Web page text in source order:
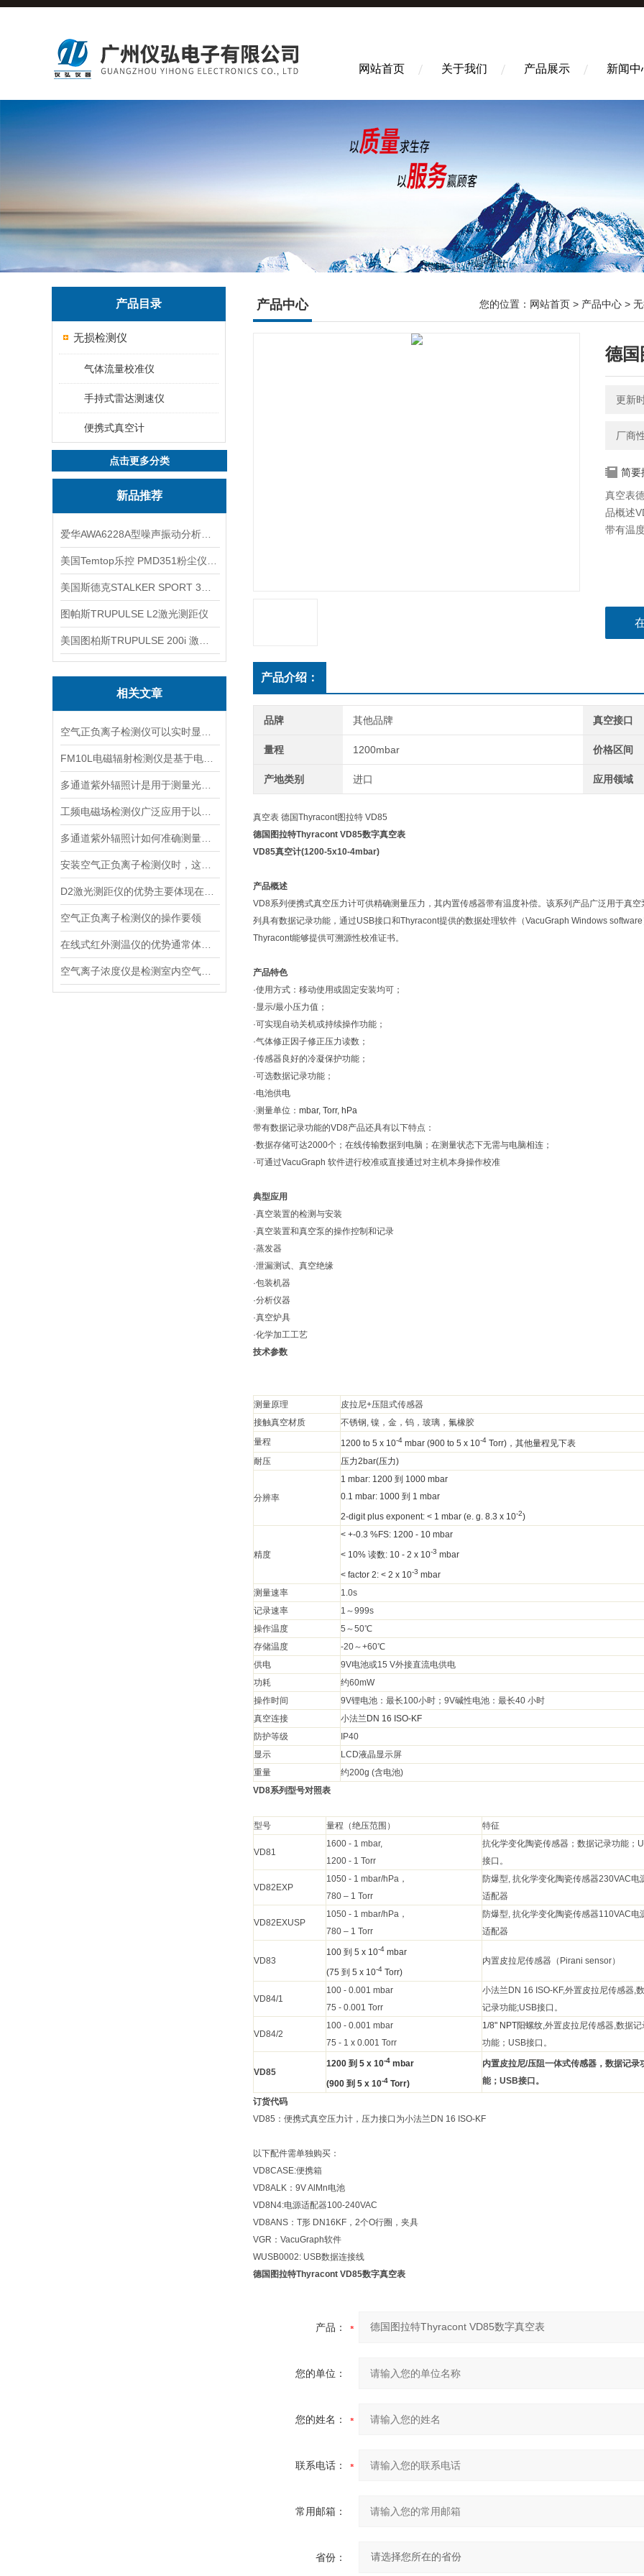
网站首页 关于我们 产品展示 新闻中
产品目录
无损检测仪
气体流量校准仪
手持式雷达测速仪
便携式真空计
点击更多分类
新品推荐
图帕斯TRUPULSE L2激光测距仪
相关文章
空气正负离子检测仪的操作要领
产品中心 您的位置： 网站首页 > 产品中心 >
德国
更新
厂商
简要
真空表
品概述
带有温
产品介绍：
品牌 其他品牌 真空接口
量程 1200mbar 价格区间
产地类别 进口 应用领域
真空表 德国Thyracont图拉特 VD85
德国图拉特Thyracont VD85数字真空表
VD85真空计(1200-5x10-4mbar)
产品概述
VD8系列便携式真空压力计可供精确测量压力，其内置传感器带有温度补偿。该系列产品广泛用于真
列具有数据记录功能，通过USB接口和Thyracont提供的数据处理软件（VacuGraph Windows
Thyracont能够提供可溯源性校准证书。
产品特色
·使用方式：移动使用或固定安装均可；
·显示/最小压力值；
·可实现自动关机或持续操作功能；
·气体修正因子修正压力读数；
·传感器良好的冷凝保护功能；
·可选数据记录功能；
·电池供电
·测量单位： mbar, Torr, hPa
带有数据记录功能的VD8产品还具有以下特点：
·数据存储可达2000个；在线传输数据到电脑；在测量状态下无需与电脑相连；
·可通过VacuGraph 软件进行校准或直接通过对主机本身操作校准
典型应用
·真空装置的检测与安装
·真空装置和真空泵的操作控制和记录
·蒸发器
·泄漏测试、真空绝缘
·包装机器
·分析仪器
·真空炉具
·化学加工工艺
技术参数
测量原理 皮拉尼+压阻式传感器
接触真空材质
不锈钢, 镍，金，钨，玻璃，氟橡胶
量程
1200 to 5 x 10-4 mbar (900 to 5 x 10-4 Torr) ， 其他量程见下表
耐压
压力2bar(压力)
分辨率
1 mbar: 1200 到 1000 mbar
0.1 mbar: 1000 到 1 mbar
2-digit plus exponent: < 1 mbar (e. g. 8.3 x 10-2)
精度
< +-0.3 %FS: 1200 - 10 mbar
< 10% 读数: 10 - 2 x 10-3 mbar
< factor 2: < 2 x 10-3 mbar
测量速率
1.0s
记录速率
1～999s
操作温度
5～50℃
存储温度
-20～+60℃
供电
9V电池或15 V外接直流电供电
功耗
约60mW
操作时间
9V锂电池：最长100小时；9V碱性电池：最长40 小时
真空连接
小法兰 DN 16 ISO-KF
防护等级
IP40
显示
LCD液晶显示屏
重量
约200g (含电池)
VD8系列型号对照表
型号 量程（绝压范围） 特征
VD81
1600 - 1 mbar,
1200 - 1 Torr
抗化学变化陶瓷传感器；数据记录功能；
接口。
VD82EXP
1050 - 1 mbar/hPa，
780 – 1 Torr
防爆型, 抗化学变化陶瓷传感器230VAC电
适配器
VD82EXUSP
1050 - 1 mbar/hPa，
780 – 1 Torr
防爆型, 抗化学变化陶瓷传感器110VAC电
适配器
VD83
100 到 5 x 10-4 mbar
(75 到 5 x 10-4 Torr)
内置皮拉尼传感器（ Pirani sensor）
VD84/1
100 - 0.001 mbar
75 - 0.001 Torr
小法兰DN 16 ISO-KF,外置皮拉尼传感器,
记录功能;USB接口。
VD84/2
100 - 0.001 mbar
75 - 1 x 0.001 Torr
1/8" NPT阳螺纹,外置皮拉尼传感器,数据记
功能；USB接口。
VD85
1200 到 5 x 10-4 mbar
(900 到 5 x 10-4 Torr)
内置皮拉尼/压阻一体式传感器，数据记录
能；USB接口。
订货代码
VD85：便携式真空压力计，压力接口为小法兰DN 16 ISO-KF
以下配件需单独购买：
VD8CASE:便携箱
VD8ALK： 9V AlMn电池
VD8N4:电源适配器100-240VAC
VD8ANS：T形 DN16KF，2个O行圈，夹具
VGR：VacuGraph软件
WUSB0002: USB数据连接线
德国图拉特Thyracont VD85数字真空表
产品：
您的单位：
您的姓名：
联系电话：
常用邮箱：
省份：